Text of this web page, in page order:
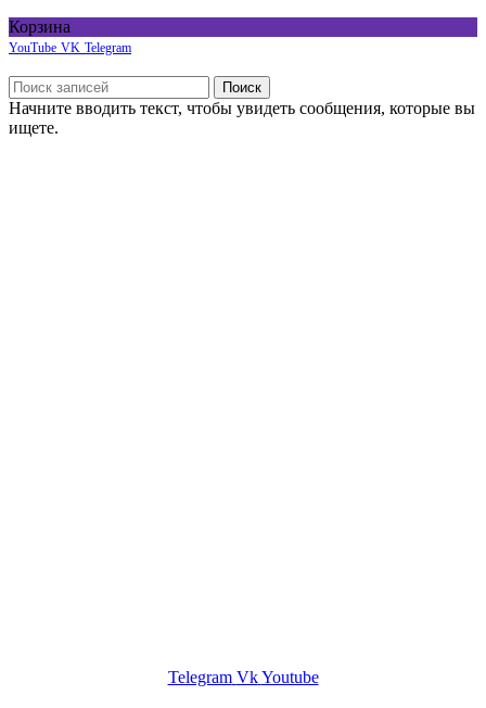
Корзина
YouTube VK Telegram
Поиск
Начните вводить текст, чтобы увидеть сообщения, которые вы
ищете.
Telegram Vk Youtube